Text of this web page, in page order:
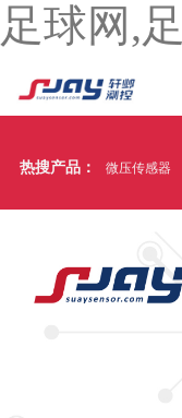
足球网,
热搜产品： 微压传感器